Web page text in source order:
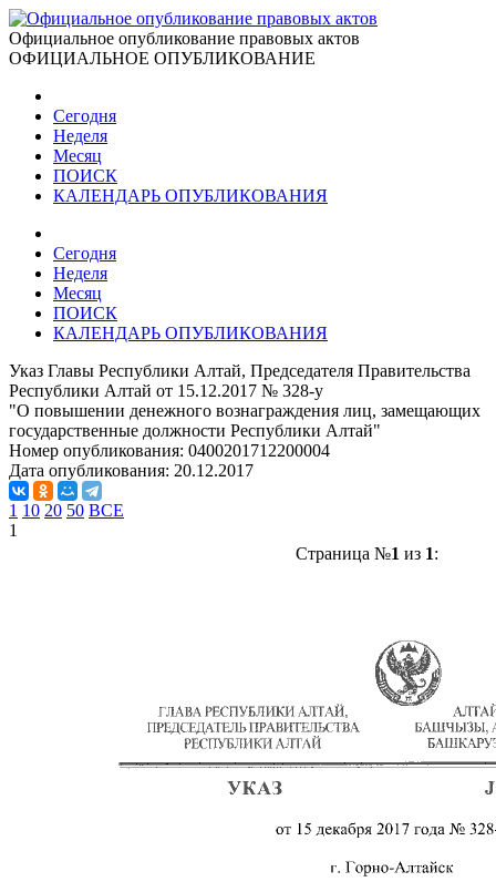
Официальное опубликование правовых актов
ОФИЦИАЛЬНОЕ ОПУБЛИКОВАНИЕ
Сегодня
Неделя
Месяц
ПОИСК
КАЛЕНДАРЬ ОПУБЛИКОВАНИЯ
Сегодня
Неделя
Месяц
ПОИСК
КАЛЕНДАРЬ ОПУБЛИКОВАНИЯ
Указ Главы Республики Алтай, Председателя Правительства
Республики Алтай от 15.12.2017 № 328-у
"О повышении денежного вознаграждения лиц, замещающих
государственные должности Республики Алтай"
Номер опубликования: 0400201712200004
Дата опубликования: 20.12.2017
1 10 20 50 ВСЕ
1
Страница №1 из 1: